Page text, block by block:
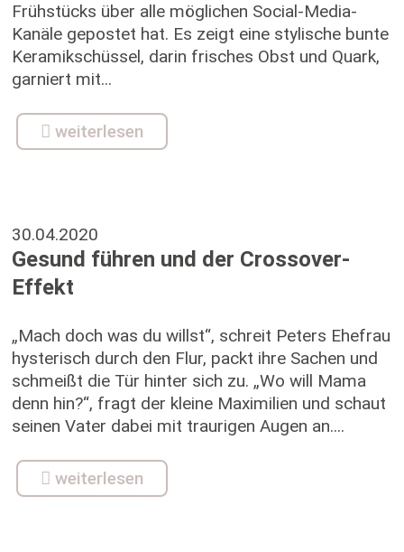
Frühstücks über alle möglichen Social-Media-
Kanäle gepostet hat. Es zeigt eine stylische bunte
Keramikschüssel, darin frisches Obst und Quark,
garniert mit...
weiterlesen
30.04.2020
Gesund führen und der Crossover-
Effekt
„Mach doch was du willst“, schreit Peters Ehefrau
hysterisch durch den Flur, packt ihre Sachen und
schmeißt die Tür hinter sich zu. „Wo will Mama
denn hin?“, fragt der kleine Maximilien und schaut
seinen Vater dabei mit traurigen Augen an....
weiterlesen